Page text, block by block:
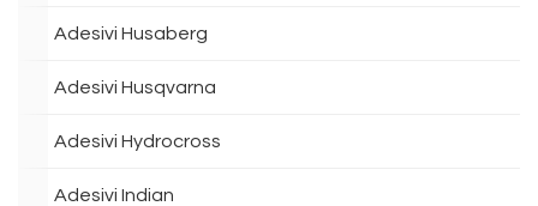
Adesivi Husaberg
Adesivi Husqvarna
Adesivi Hydrocross
Adesivi Indian